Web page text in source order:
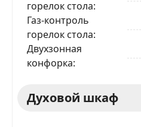
горелок стола
Газ-контроль
горелок стола
Двухзонная
конфорка
Духовой шкаф